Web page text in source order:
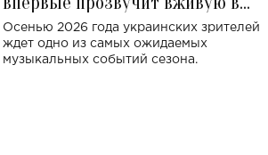
Украине: где состоится концерт
Осенью 2026 года украинских зрителей
ждет одно из самых ожидаемых
музыкальных событий сезона.